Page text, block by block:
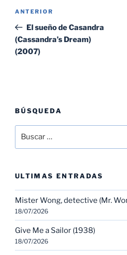
entradas
Entrada
anterior:
ANTERIOR
El sueño de Casandra
(Cassandra’s Dream)
(2007)
BÚSQUEDA
por:
ULTIMAS ENTRADAS
Mister Wong, detective (Mr.
18/07/2026
Give Me a Sailor (1938)
18/07/2026